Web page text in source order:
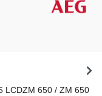
LCDZM 650 / ZM 650